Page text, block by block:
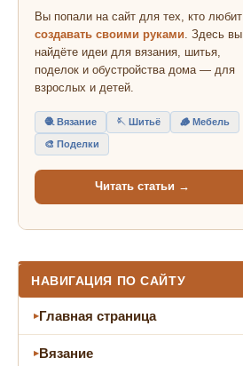
Вы попали на сайт для тех, кто любит
создавать своими руками. Здесь вы
найдёте идеи для вязания, шитья,
поделок и обустройства дома — для
взрослых и детей.
🧶 Вязание 🪡 Шитьё 🪵 Мебель
🎨 Поделки
Читать статьи →
НАВИГАЦИЯ ПО САЙТУ
Главная страница
Вязание